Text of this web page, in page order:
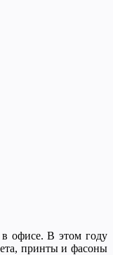
в офисе. В этом году
принты и фасоны